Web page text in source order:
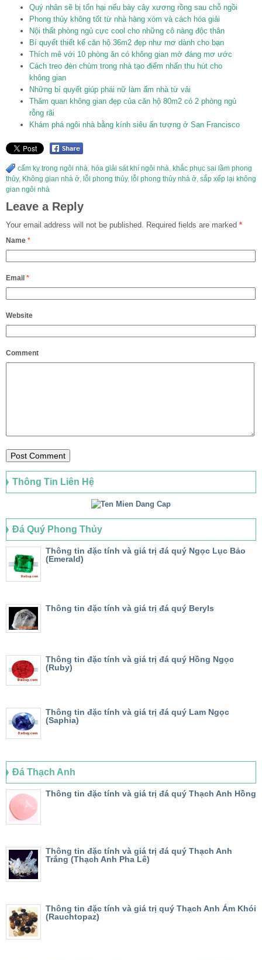
Quý nhân sẽ bị tổn hại nếu bày cây xương rồng sau chỗ ngồi
Phong thủy không tốt từ nhà hàng xóm và cách hóa giải
Nội thất phòng ngủ cực cool cho những cô nàng độc thân
Bí quyết thiết kế căn hộ 36m2 đẹp như mơ dành cho bạn
Thích mê với 10 phòng ăn có không gian mở đáng mơ ước
Cách treo đèn chùm trong nhà tạo điểm nhấn thu hút cho
không gian
Những bí quyết giúp phái nữ làm ấm nhà từ vải
Thăm quan không gian đẹp của căn hộ 80m2 có 2 phòng ngủ
rỗng rãi
Khám phá ngôi nhà bằng kính siêu ấn tượng ở San Francisco
cấm kỵ trong ngôi nhà, hóa giải sát khí ngôi nhà, khắc phục sai lầm phong
thủy, Không gian nhà ở, lỗi phong thủy, lỗi phong thủy nhà ở, sắp xếp lại không
gian ngôi nhà
Leave a Reply
Your email address will not be published. Required fields are marked *
Name *
Email *
Website
Comment
Thông Tin Liên Hệ
Đá Quý Phong Thủy
Thông tin đặc tính và giá trị đá quý Ngọc Lục Bảo
(Emerald)
Thông tin đặc tính và giá trị đá quý Beryls
Thông tin đặc tính và giá trị đá quý Hồng Ngọc
(Ruby)
Thông tin đặc tính và giá trị đá quý Lam Ngọc
(Saphia)
Đá Thạch Anh
Thông tin đặc tính và giá trị đá quý Thạch Anh Hồng
Thông tin đặc tính và giá trị đá quý Thạch Anh
Trắng (Thạch Anh Pha Lê)
Thông tin đặc tính và giá trị quý Thạch Anh Ám Khói
(Rauchtopaz)